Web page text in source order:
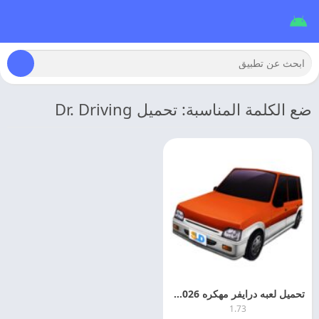
ضع الكلمة المناسبة: تحميل Dr. Driving
تحميل لعبه درايفر مهكره 2026 Dr. Driving مهكره APK + Mod
1.73